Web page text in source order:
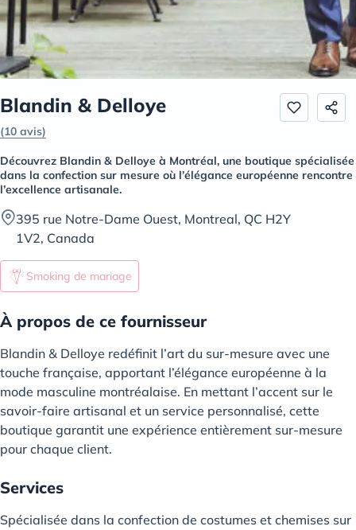
Blandin & Delloye
(10 avis)
Découvrez Blandin & Delloye à Montréal, une boutique spécialisée
dans la confection sur mesure où l’élégance européenne rencontre
l’excellence artisanale.
395 rue Notre-Dame Ouest, Montreal, QC H2Y
1V2, Canada
Smoking de mariage
À propos de ce fournisseur
Blandin & Delloye redéfinit l’art du sur-mesure avec une
touche française, apportant l’élégance européenne à la
mode masculine montréalaise. En mettant l’accent sur le
savoir-faire artisanal et un service personnalisé, cette
boutique garantit une expérience entièrement sur-mesure
pour chaque client.
Services
Spécialisée dans la confection de costumes et chemises sur